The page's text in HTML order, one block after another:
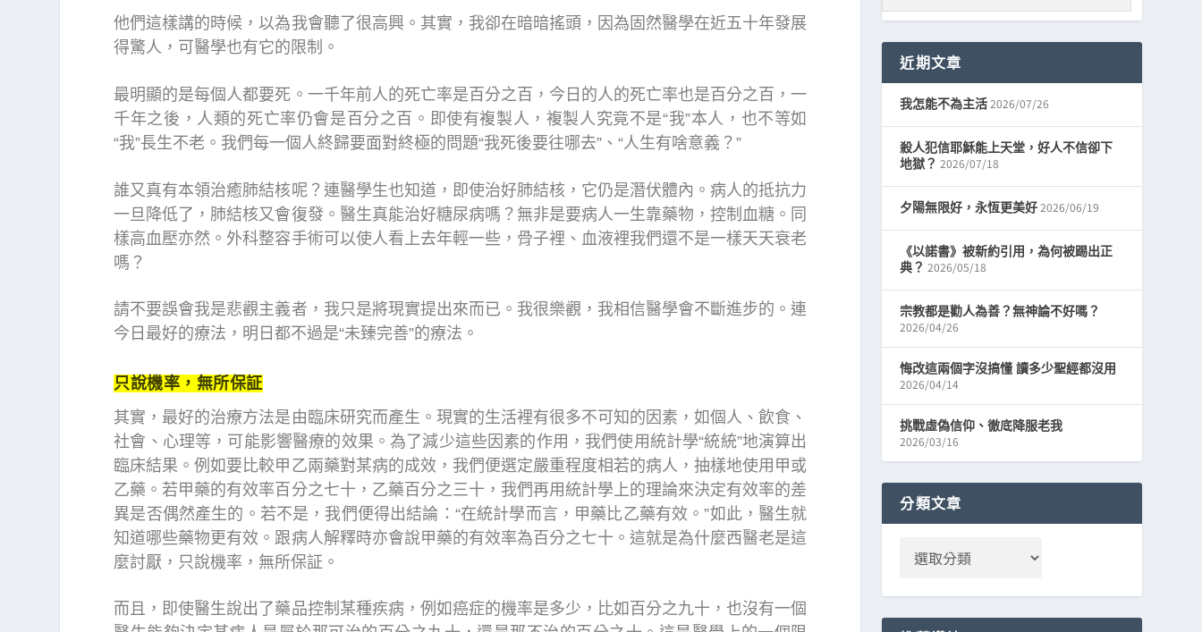
他們這樣講的時候，以為我會聽了很高興。其實，我卻在暗暗搖頭，因為固然醫學在近五十年發展
得驚人，可醫學也有它的限制。
最明顯的是每個人都要死。一千年前人的死亡率是百分之百，今日的人的死亡率也是百分之百，一
千年之後，人類的死亡率仍會是百分之百。即使有複製人，複製人究竟不是“我”本人，也不等如
“我”長生不老。我們每一個人終歸要面對終極的問題“我死後要往哪去”、“人生有啥意義？”
誰又真有本領治癒肺結核呢？連醫學生也知道，即使治好肺結核，它仍是潛伏體內。病人的抵抗力
一旦降低了，肺結核又會復發。醫生真能治好糖尿病嗎？無非是要病人一生靠藥物，控制血糖。同
樣高血壓亦然。外科整容手術可以使人看上去年輕一些，骨子裡、血液裡我們還不是一樣天天衰老
嗎？
請不要誤會我是悲觀主義者，我只是將現實提出來而已。我很樂觀，我相信醫學會不斷進步的。連
今日最好的療法，明日都不過是“未臻完善”的療法。
只說機率，無所保証
其實，最好的治療方法是由臨床研究而產生。現實的生活裡有很多不可知的因素，如個人、飲食、
社會、心理等，可能影響醫療的效果。為了減少這些因素的作用，我們使用統計學“統統”地演算出
臨床結果。例如要比較甲乙兩藥對某病的成效，我們便選定嚴重程度相若的病人，抽樣地使用甲或
乙藥。若甲藥的有效率百分之七十，乙藥百分之三十，我們再用統計學上的理論來決定有效率的差
異是否偶然產生的。若不是，我們便得出結論：“在統計學而言，甲藥比乙藥有效。”如此，醫生就
知道哪些藥物更有效。跟病人解釋時亦會說甲藥的有效率為百分之七十。這就是為什麼西醫老是這
麼討厭，只說機率，無所保証。
而且，即使醫生說出了藥品控制某種疾病，例如癌症的機率是多少，比如百分之九十，也沒有一個
近期文章
我怎能不為主活 2026/07/26
殺人犯信耶穌能上天堂，好人不信卻下
地獄？ 2026/07/18
夕陽無限好，永恆更美好 2026/06/19
《以諾書》被新約引用，為何被踢出正
典？ 2026/05/18
宗教都是勸人為善？無神論不好嗎？
2026/04/26
悔改這兩個字沒搞懂 讀多少聖經都沒用
2026/04/14
挑戰虛偽信仰、徹底降服老我
2026/03/16
分類文章